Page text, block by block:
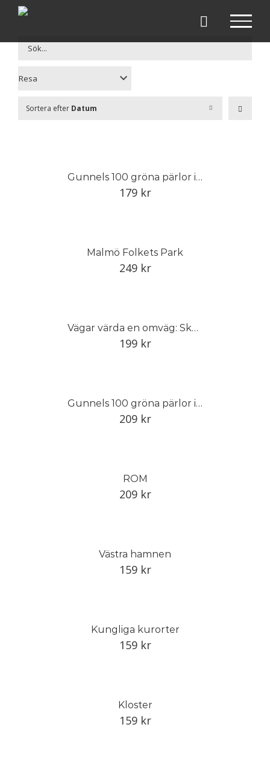
Fortsätt
Sortera efter Datum
Gunnels 100 gröna pärlor i Trädgårdseuropa
179 kr
Malmö Folkets Park
249 kr
Vägar värda en omväg: Skåne
199 kr
Gunnels 100 gröna pärlor i Trädgårdseuropa
209 kr
ROM
209 kr
Västra hamnen
159 kr
Kungliga kurorter
159 kr
Kloster
159 kr